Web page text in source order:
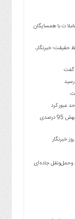
با همسایگان
حقیقت؛ خبرنگار،
گفت
درآمدهای عملیاتی بانك ملت از 160 همت عبور كرد/ جهش 95 درصدی
خبرنگار
وحمل‌ونقل جاده‌ای